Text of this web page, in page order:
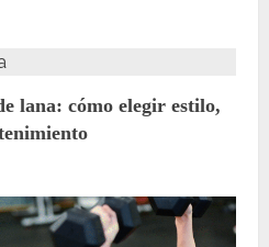
lana: cómo elegir estilo,